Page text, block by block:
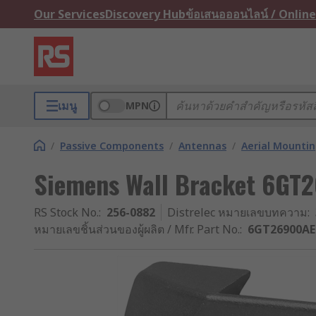
Our ServicesDiscovery Hubข้อเสนอออนไลน์ /
เมนู MPN
/ Passive Components / Antennas / Aerial
Siemens Wall Bracket
RS Stock No.: 256-0882 Distrelec หมายเลขบทความ:
หมายเลขชิ้นส่วนของผู้ผลิต / Mfr. Part No.: